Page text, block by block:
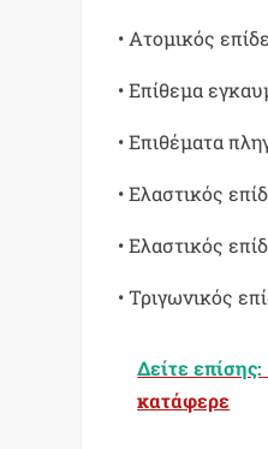
• Ατομικός
• Επίθεμα
• Επιθέματα
• Ελαστικός
• Ελαστικός
• Τριγωνικός
Δείτε επίσης:
κατάφερε